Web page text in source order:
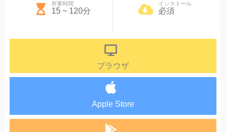
所要時間
15 ~ 120分
インストール
必須
ブラウザ
Apple Store